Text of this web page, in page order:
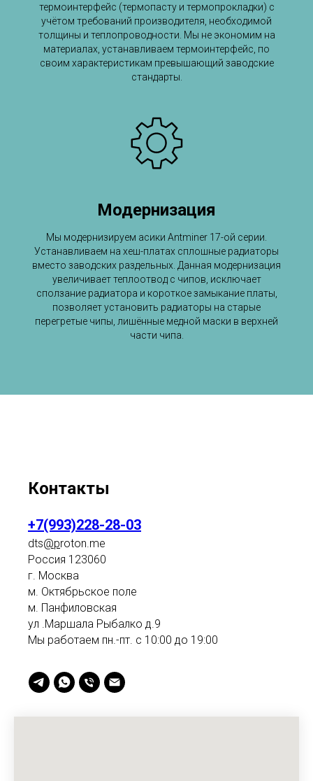
термоинтерфейс (термопасту и термопрокладки) с
учётом требований производителя, необходимой
толщины и теплопроводности. Мы не экономим на
материалах, устанавливаем термоинтерфейс, по
своим характеристикам превышающий заводские
стандарты.
Модернизация
Мы модернизируем асики Antminer 17-ой серии.
Устанавливаем на хеш-платах сплошные радиаторы
вместо заводских раздельных. Данная модернизация
увеличивает теплоотвод с чипов, исключает
сползание радиатора и короткое замыкание платы,
позволяет установить радиаторы на старые
перегретые чипы, лишённые медной маски в верхней
части чипа.
Контакты
+7(993)228-28-03
dts@proton.me
Россия 123060
г. Москва
м. Октябрьское поле
м. Панфиловская
ул .Маршала Рыбалко д.9
Мы работаем пн.-пт. с 10:00 до 19:00